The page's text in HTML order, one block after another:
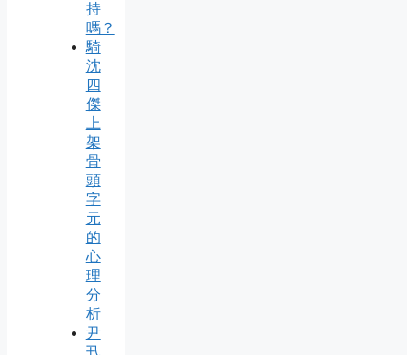
持
嗎？
騎
沈
四
傑
上
架
骨
頭
字
元
的
心
理
分
析
尹